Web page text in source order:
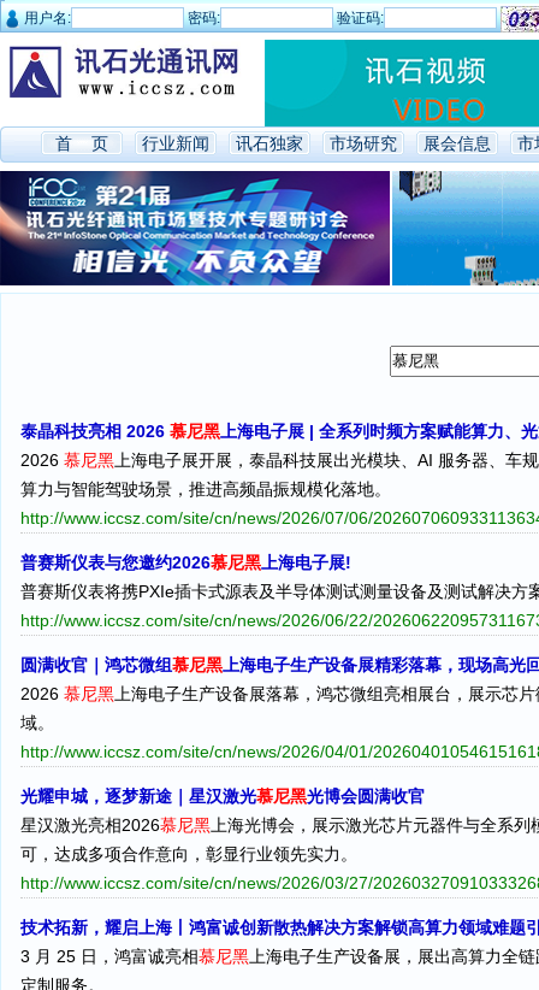
用户名: 密码: 验证码:
首 页 行业新闻 讯石独家 市场研究 展会信息 市
泰晶科技亮相 2026 慕尼黑 上海电子展 | 全系列时频方案赋能算力、
2026 慕尼黑 上海电子展开展，泰晶科技展出光模块、AI 服务器、
算力与智能驾驶场景，推进高频晶振规模化落地。
http://www.iccsz.com/site/cn/news/2026/07/06/
普赛斯仪表与您邀约2026慕尼黑 上海电子展!
普赛斯仪表将携PXIe插卡式源表及半导体测试测量设备及测试解决方
http://www.iccsz.com/site/cn/news/2026/06/22/
圆满收官｜鸿芯微组慕尼黑 上海电子生产设备展精彩落幕，现场高光
2026 慕尼黑 上海电子生产设备展落幕，鸿芯微组亮相展台，展示芯
域。
http://www.iccsz.com/site/cn/news/2026/04/01/
光耀申城，逐梦新途｜星汉激光慕尼黑光博会圆满收官
星汉激光亮相2026慕尼黑 上海光博会，展示激光芯片元器件与全系
可，达成多项合作意向，彰显行业领先实力。
http://www.iccsz.com/site/cn/news/2026/03/27/
技术拓新，耀启上海丨鸿富诚创新散热解决方案解锁高算力领域难题
3 月 25 日，鸿富诚亮相慕尼黑 上海电子生产设备展，展出高算力全
定制服务。